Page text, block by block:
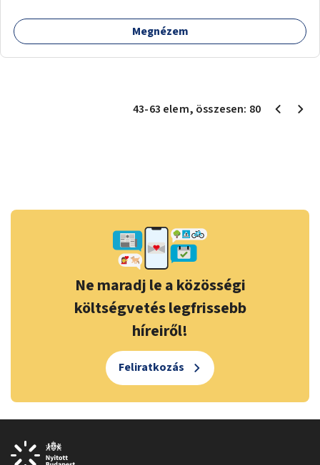
Megnézem
43-63 elem, összesen: 80
Ne maradj le a közösségi
költségvetés legfrissebb
híreiről!
Feliratkozás